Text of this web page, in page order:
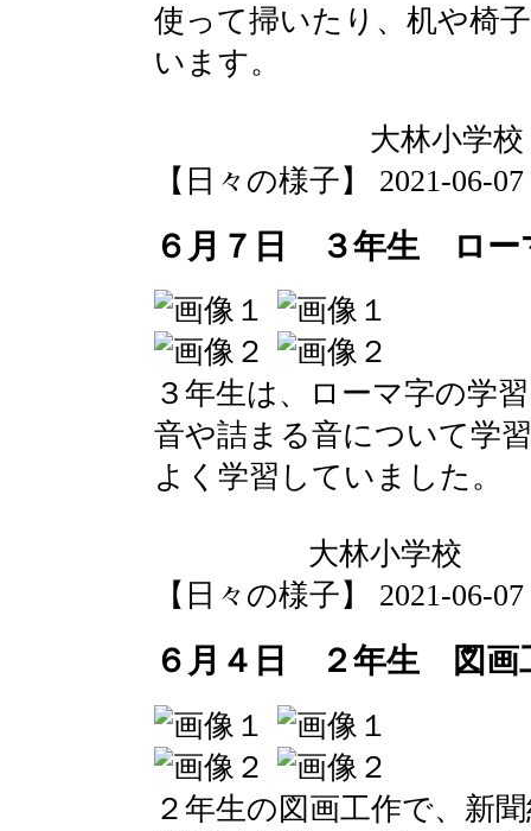
使って掃いたり、机や椅
います。
大林小学校
【日々の様子】 2021-06-
６月７日 ３年生 ロー
３年生は、ローマ字の学
音や詰まる音について学
よく学習していました。
大林小学校
【日々の様子】 2021-06-
６月４日 ２年生 図画
２年生の図画工作で、新